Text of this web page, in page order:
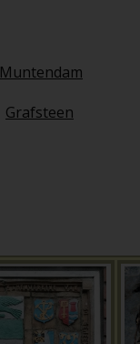
Muntendam
Grafsteen